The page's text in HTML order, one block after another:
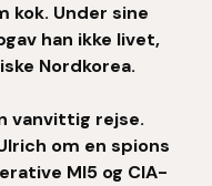
kok. Under sine
han ikke livet,
Nordkorea.
vanvittig rejse.
om en spions
MI5 og CIA-